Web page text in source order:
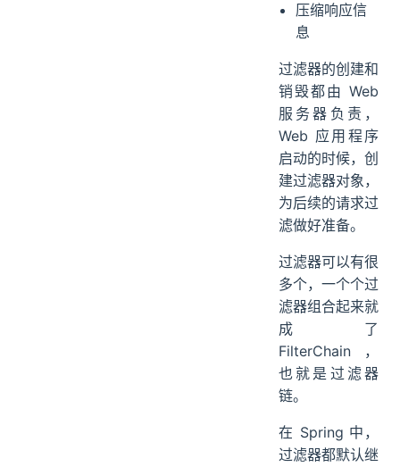
压缩响应信
息
过滤器的创建和
销毁都由 Web
服务器负责，
Web 应用程序
启动的时候，创
建过滤器对象，
为后续的请求过
滤做好准备。
过滤器可以有很
多个，一个个过
滤器组合起来就
成了
FilterChain，
也就是过滤器
链。
在 Spring 中，
过滤器都默认继